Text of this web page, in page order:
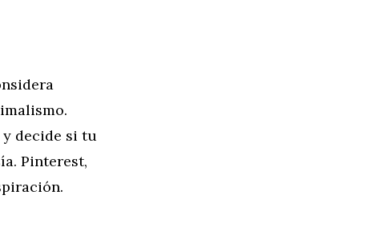
decide si tu
Pinterest,